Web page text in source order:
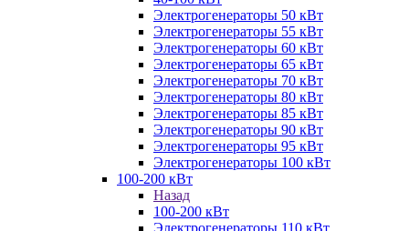
Электрогенераторы 50 кВт
Электрогенераторы 55 кВт
Электрогенераторы 60 кВт
Электрогенераторы 65 кВт
Электрогенераторы 70 кВт
Электрогенераторы 80 кВт
Электрогенераторы 85 кВт
Электрогенераторы 90 кВт
Электрогенераторы 95 кВт
Электрогенераторы 100 кВт
100-200 кВт
Назад
100-200 кВт
Электрогенераторы 110 кВт